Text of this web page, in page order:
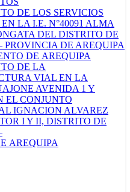
DE LOS SERVICIOS
LA I.E. N°40091 ALMA
DEL DISTRITO DE
PROVINCIA DE AREQUIPA
DE AREQUIPA
DE LA
VIAL EN LA
AVENIDA 1 Y
EL CONJUNTO
IGNACION ALVAREZ
I Y II, DISTRITO DE
AREQUIPA